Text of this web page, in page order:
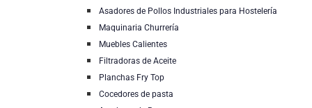
Asadores de Pollos Industriales para Hostelería
Maquinaria Churrería
Muebles Calientes
Filtradoras de Aceite
Planchas Fry Top
Cocedores de pasta